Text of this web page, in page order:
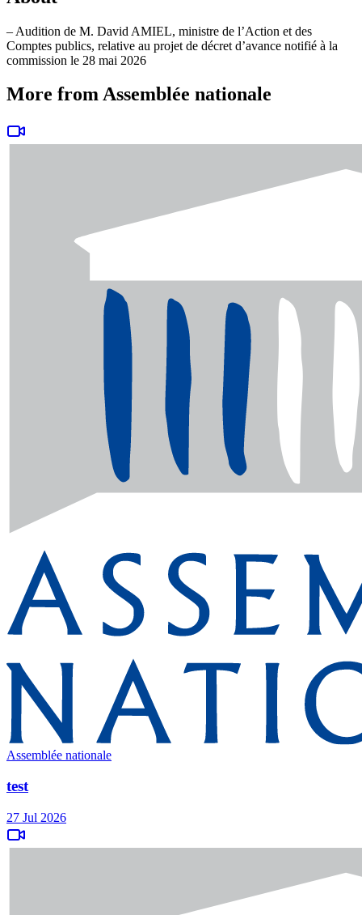
– Audition de M. David AMIEL, ministre de l’Action et des
Comptes publics, relative au projet de décret d’avance notifié à la
commission le 28 mai 2026
More from Assemblée nationale
Assemblée nationale
test
27 Jul 2026